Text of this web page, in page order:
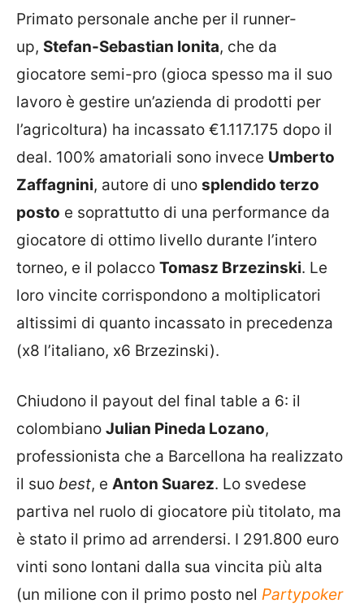
Primato personale anche per il runner-
up, Stefan-Sebastian Ionita, che da
giocatore semi-pro (gioca spesso ma il suo
lavoro è gestire un’azienda di prodotti per
l’agricoltura) ha incassato €1.117.175 dopo il
deal. 100% amatoriali sono invece Umberto
Zaffagnini, autore di uno splendido terzo
posto e soprattutto di una performance da
giocatore di ottimo livello durante l’intero
torneo, e il polacco Tomasz Brzezinski. Le
loro vincite corrispondono a moltiplicatori
altissimi di quanto incassato in precedenza
(x8 l’italiano, x6 Brzezinski).
Chiudono il payout del final table a 6: il
colombiano Julian Pineda Lozano,
professionista che a Barcellona ha realizzato
il suo best, e Anton Suarez. Lo svedese
partiva nel ruolo di giocatore più titolato, ma
è stato il primo ad arrendersi. I 291.800 euro
vinti sono lontani dalla sua vincita più alta
(un milione con il primo posto nel Partypoker